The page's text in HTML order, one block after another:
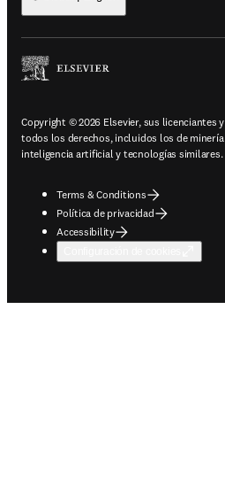
Copyright © 2026 Elsevier, sus licenciantes
todos los derechos, incluidos los de
inteligencia artificial y tecnologías similares.
Terms & Conditions
Política de privacidad
Accessibility